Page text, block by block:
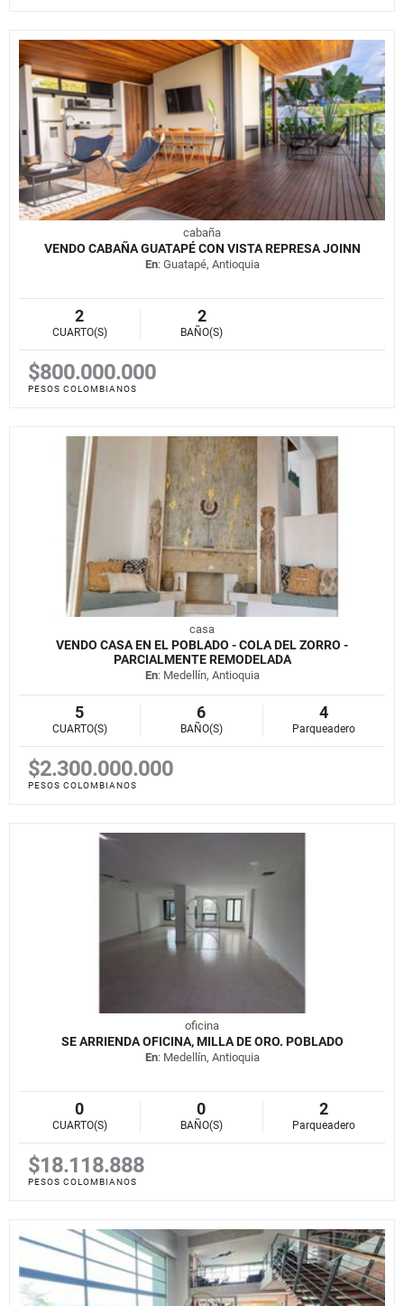
cabaña
VENDO CABAÑA GUATAPÉ CON VISTA REPRESA JOINN
En: Guatapé, Antioquia
2
CUARTO(S)
2
BAÑO(S)
$800.000.000
PESOS COLOMBIANOS
casa
VENDO CASA EN EL POBLADO - COLA DEL ZORRO -
PARCIALMENTE REMODELADA
En: Medellín, Antioquia
5
CUARTO(S)
6
BAÑO(S)
4
Parqueadero
$2.300.000.000
PESOS COLOMBIANOS
oficina
SE ARRIENDA OFICINA, MILLA DE ORO. POBLADO
En: Medellín, Antioquia
0
CUARTO(S)
0
BAÑO(S)
2
Parqueadero
$18.118.888
PESOS COLOMBIANOS